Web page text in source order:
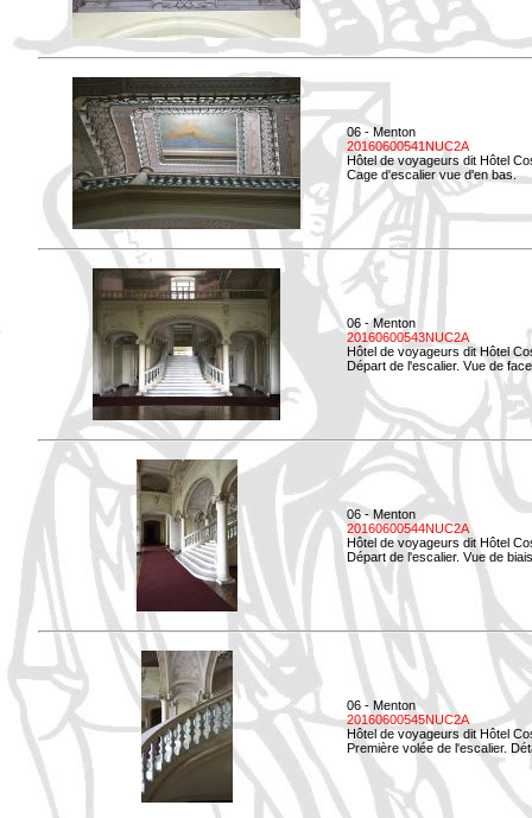
06 - Menton
20160600541NUC2A
Hôtel de voyageurs dit Hôtel
Cage d'escalier vue d'en bas.
06 - Menton
20160600543NUC2A
Hôtel de voyageurs dit Hôtel
Départ de l'escalier. Vue de
06 - Menton
20160600544NUC2A
Hôtel de voyageurs dit Hôtel
Départ de l'escalier. Vue de
06 - Menton
20160600545NUC2A
Hôtel de voyageurs dit Hôtel
Première volée de l'escalier.